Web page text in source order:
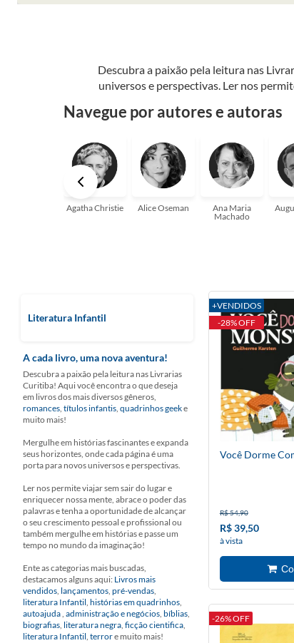
Descubra a paixão pela leitura nas
universos e perspectivas. Ler nos
Navegue por autores e autoras
Agatha Christie Alice Oseman
Ana Maria
Machado
Literatura Infantil
A cada livro, uma nova aventura!
Descubra a paixão pela leitura nas Livrarias
Curitiba! Aqui você encontra o que deseja
em livros dos mais diversos gêneros,
romances, títulos infantis, quadrinhos geeke
muito mais!
Mergulhe em histórias fascinantes e expanda
seus horizontes, onde cada página é uma
porta para novos universos e perspectivas.
Ler nos permite viajar sem sair do lugar e
enriquecer nossa mente, abrace o poder das
palavras e tenha a oportunidade de alcançar
o seu crescimento pessoal e profissional ou
também mergulhe em histórias e passe um
tempo no mundo da imaginação!
Ente as categorias mais buscadas,
destacamos alguns aqui: Livros mais
vendidos, lançamentos, pré-vendas,
literatura Infantil, histórias em quadrinhos,
autoajuda, administração e negócios, bíblias,
biografias, literatura negra, ficção cientifica,
literatura Infantil, terrore muito mais!
+VENDIDOS
-28% OFF
Você Dorme
R$ 54,90
R$ 39,50
à vista
-26% OFF